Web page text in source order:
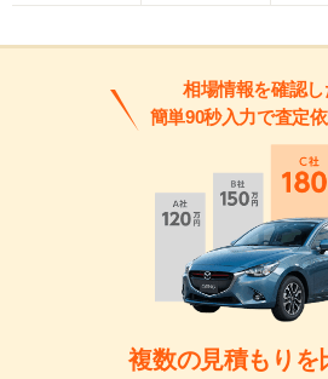
相場情報を確認し
簡単90秒入力で査定依
複数の見積もりを